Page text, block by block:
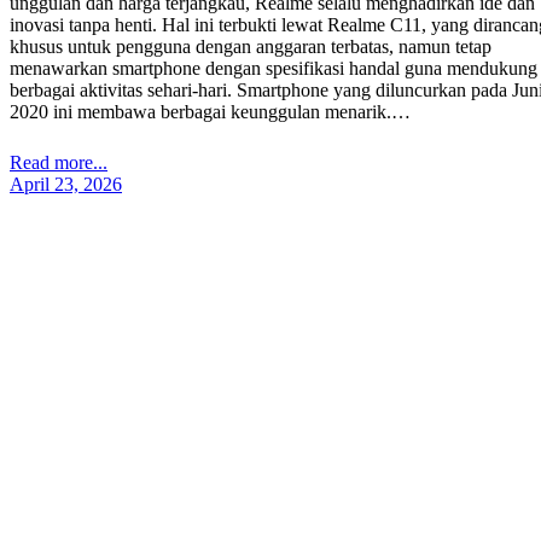
inovasi tanpa henti. Hal ini terbukti lewat Realme C11, yang
khusus untuk pengguna dengan anggaran terbatas, namun tetap
menawarkan smartphone dengan spesifikasi handal guna mendukung
berbagai aktivitas sehari-hari. Smartphone yang diluncurkan pada
2020 ini membawa berbagai keunggulan menarik.…
Read more...
April 23, 2026